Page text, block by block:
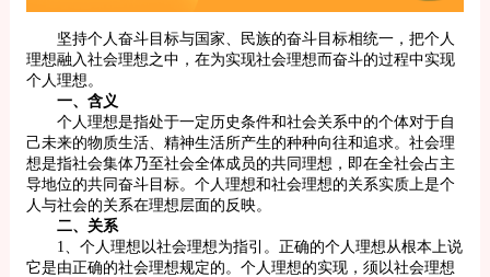
坚持个人奋斗目标与国家、民族的奋斗目标相统一，把个人
理想融入社会理想之中，在为实现社会理想而奋斗的过程中实现
个人理想。
一、含义
个人理想是指处于一定历史条件和社会关系中的个体对于自
己未来的物质生活、精神生活所产生的种种向往和追求。社会理
想是指社会集体乃至社会全体成员的共同理想，即在全社会占主
导地位的共同奋斗目标。个人理想和社会理想的关系实质上是个
人与社会的关系在理想层面的反映。
二、关系
1、个人理想以社会理想为指引。正确的个人理想从根本上说
它是由正确的社会理想规定的。个人理想的实现，须以社会理想